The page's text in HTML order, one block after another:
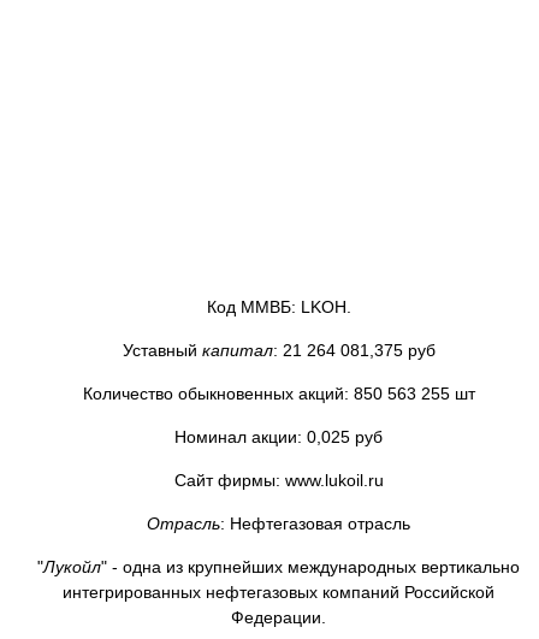
Код ММВБ: LKOH.
Уставный капитал: 21 264 081,375 руб
Количество обыкновенных акций: 850 563 255 шт
Номинал акции: 0,025 руб
Сайт фирмы: www.lukoil.ru
Отрасль: Нефтегазовая отрасль
"Лукойл" - одна из крупнейших международных вертикально
интегрированных нефтегазовых компаний Российской
Федерации.